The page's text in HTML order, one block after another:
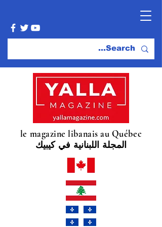
le magazine libanais au Québec
المجلة اللبنانية في كيبيك